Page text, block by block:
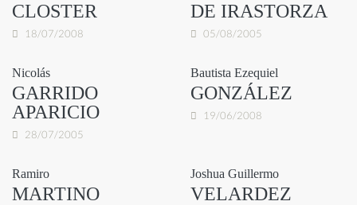
CLOSTER
18/07/2008
DE IRASTORZA
05/08/2005
Nicolás
GARRIDO
APARICIO
28/07/2005
Bautista Ezequiel
GONZÁLEZ
19/06/2008
Ramiro
MARTINO
Joshua Guillermo
VELARDEZ